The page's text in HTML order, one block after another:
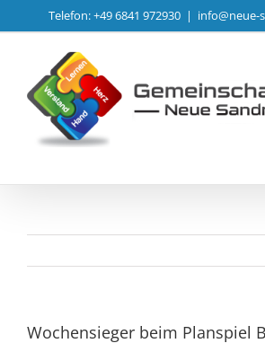
Inhalt
Telefon: +49 6841 972930 | info@neue-
Wochensieger beim Planspiel